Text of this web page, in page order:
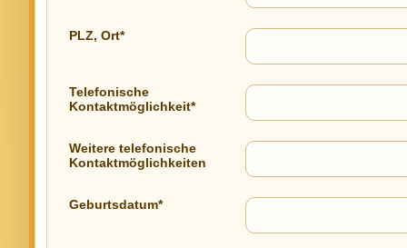
PLZ, Ort*
Telefonische
Kontaktmöglichkeit*
Weitere telefonische
Kontaktmöglichkeiten
Geburtsdatum*